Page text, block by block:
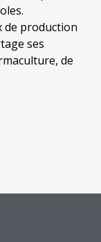
de production
ses
de